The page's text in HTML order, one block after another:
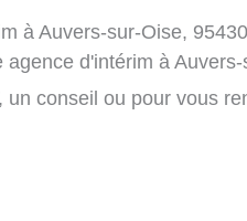
à Auvers-sur-Oise, 95430
d'intérim à
un conseil ou pour vous